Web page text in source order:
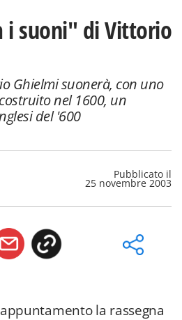
suoni" di Vittorio
Ghielmi suonerà, con uno
nel 1600, un
del '600
Pubblicato il
25 novembre 2003
la rassegna